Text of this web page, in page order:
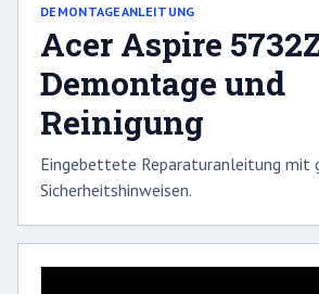
DEMONTAGEANLEITUNG
Acer Aspire
Demontage und
Reinigung
Eingebettete Reparaturanleitung mit
Sicherheitshinweisen.